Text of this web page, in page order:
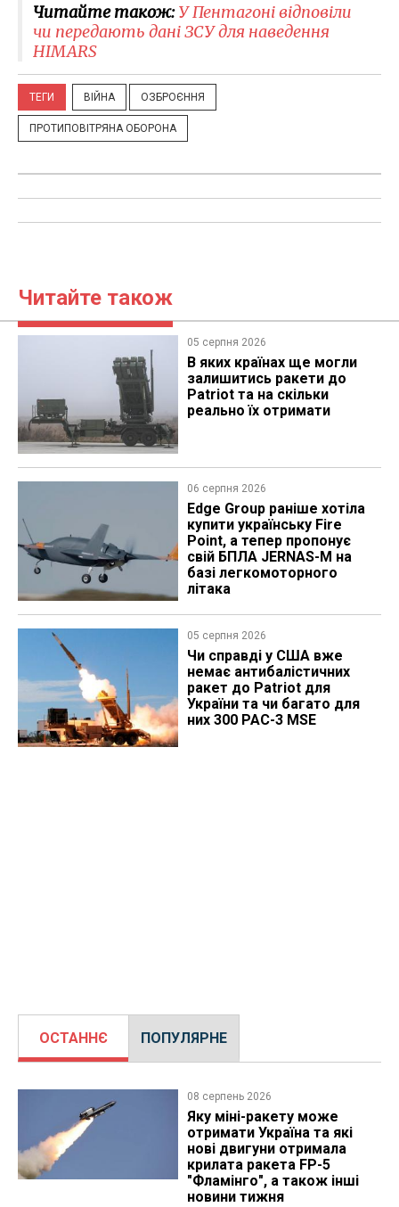
Читайте також:У Пентагоні відповіли
чи передають дані ЗСУ для наведення
HIMARS
ТЕГИ ВІЙНА ОЗБРОЄННЯ
ПРОТИПОВІТРЯНА ОБОРОНА
Читайте також
05 серпня 2026
В яких країнах ще могли
залишитись ракети до
Patriot та на скільки
реально їх отримати
06 серпня 2026
Edge Group раніше хотіла
купити українську Fire
Point, а тепер пропонує
свій БПЛА JERNAS-M на
базі легкомоторного
літака
05 серпня 2026
Чи справді у США вже
немає антибалістичних
ракет до Patriot для
України та чи багато для
них 300 PAC-3 MSE
ОСТАННЄ ПОПУЛЯРНЕ
08 серпень 2026
Яку міні-ракету може
отримати Україна та які
нові двигуни отримала
крилата ракета FP-5
"Фламінго", а також інші
новини тижня